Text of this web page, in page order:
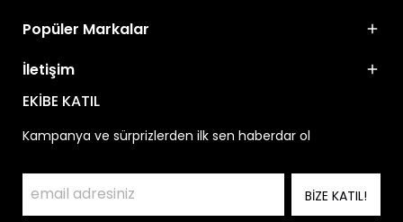
Popüler Markalar
İletişim
EKİBE KATIL
Kampanya ve sürprizlerden ilk sen haberdar ol
BİZE KATIL!